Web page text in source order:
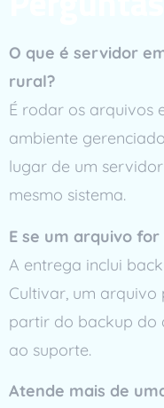
O que é servidor
rural?
É rodar os arquivos
ambiente
lugar de um
mesmo sistema.
E se um arquivo
A entrega inclui
Cultivar, um
partir do backup do
ao suporte.
Atende mais de